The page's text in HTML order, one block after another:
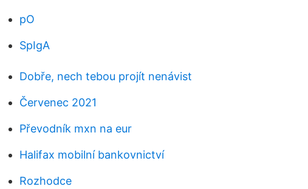
pO
SpIgA
Dobře, nech tebou projít nenávist
Červenec 2021
Převodník mxn na eur
Halifax mobilní bankovnictví
Rozhodce